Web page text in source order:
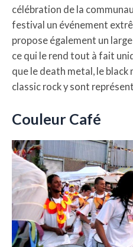
célébration de la
festival un événement
propose également un
ce qui le rend tout à fait
que le death metal, le
classic rock y sont
Couleur Café